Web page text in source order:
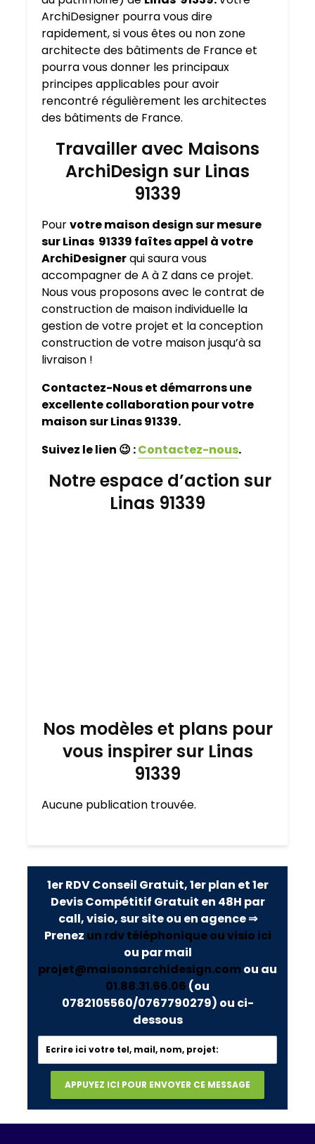
ArchiDesigner pourra vous dire
rapidement, si vous êtes ou non zone
architecte des bâtiments de France et
pourra vous donner les principaux
principes applicables pour avoir
rencontré régulièrement les architectes
des bâtiments de France.
Travailler avec Maisons
ArchiDesign sur Linas
91339
Pourvotre maison design sur mesure
sur Linas 91339 faîtes appel à votre
ArchiDesignerqui saura vous
accompagner de A à Z dans ce projet.
Nous vous proposons avec le contrat de
construction de maison individuelle la
gestion de votre projet et la conception
construction de votre maison jusqu’à sa
livraison !
Contactez-Nous et démarrons une
excellente collaboration pour votre
maison sur Linas 91339.
Suivez le lien 😉 :Contactez-nous.
Notre espace d’action sur
Linas 91339
Nos modèles et plans pour
vous inspirer sur Linas
91339
Aucune publication trouvée.
1er RDV Conseil Gratuit, 1er plan et 1er
Devis Compétitif Gratuit en 48H par
call, visio, sur site ou en agence ⇒
Prenez un rdv téléphonique ou visio ici
ou par mail
projet@maisonsarchidesign.com ou au
01.88.31.66.06 (ou
0782105560/0767790279) ou ci-
dessous